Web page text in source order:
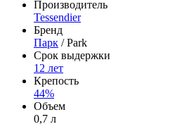
Производитель
Tessendier
Бренд
Парк / Park
Срок выдержки
12 лет
Крепость
44%
Объем
0,7 л